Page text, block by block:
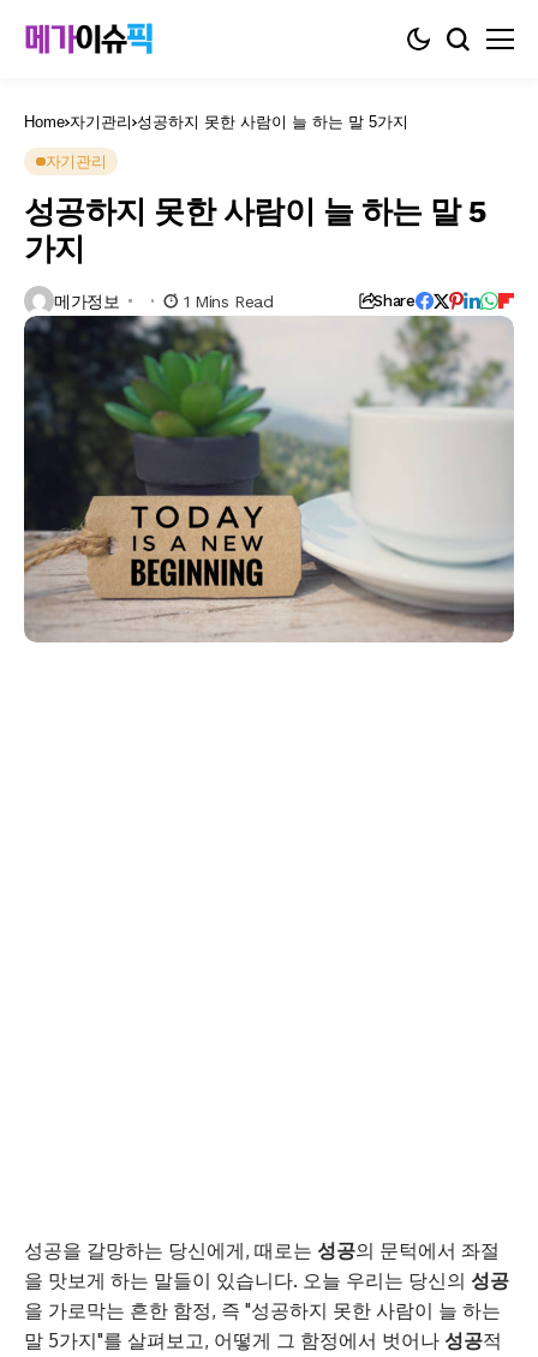
Home 자기관리 성공하지 못한 사람이 늘 하는 말 5가지
자기관리
성공하지 못한 사람이 늘 하는 말 5
가지
메가정보 1 Mins Read Share
성공을 갈망하는 당신에게, 때로는 성공의 문턱에서 좌절
을 맛보게 하는 말들이 있습니다. 오늘 우리는 당신의 성공
을 가로막는 흔한 함정, 즉 "성공하지 못한 사람이 늘 하는
말 5가지"를 살펴보고, 어떻게 그 함정에서 벗어나 성공적